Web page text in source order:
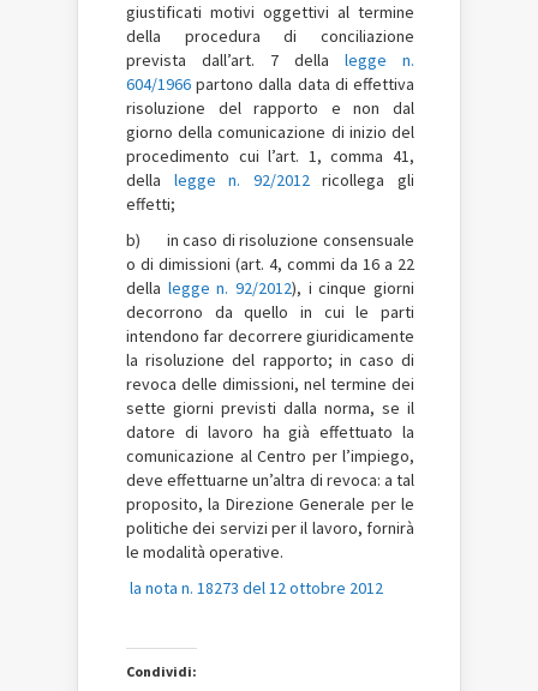
giustificati motivi oggettivi al termine
della procedura di conciliazione
prevista dall’art. 7 della legge n.
604/1966 partono dalla data di effettiva
risoluzione del rapporto e non dal
giorno della comunicazione di inizio del
procedimento cui l’art. 1, comma 41,
della legge n. 92/2012ricollega gli
effetti;
b) in caso di risoluzione consensuale
o di dimissioni (art. 4, commi da 16 a 22
della legge n. 92/2012), i cinque giorni
decorrono da quello in cui le parti
intendono far decorrere giuridicamente
la risoluzione del rapporto; in caso di
revoca delle dimissioni, nel termine dei
sette giorni previsti dalla norma, se il
datore di lavoro ha già effettuato la
comunicazione al Centro per l’impiego,
deve effettuarne un’altra di revoca: a tal
proposito, la Direzione Generale per le
politiche dei servizi per il lavoro, fornirà
le modalità operative.
la nota n. 18273 del 12 ottobre 2012
Condividi: